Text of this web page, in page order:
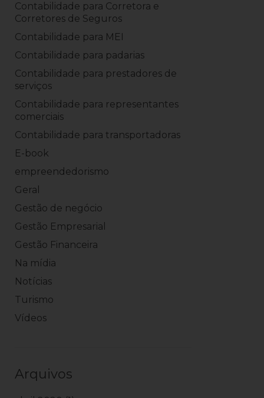
Contabilidade para Corretora e
Corretores de Seguros
Contabilidade para MEI
Contabilidade para padarias
Contabilidade para prestadores de
serviços
Contabilidade para representantes
comerciais
Contabilidade para transportadoras
E-book
empreendedorismo
Geral
Gestão de negócio
Gestão Empresarial
Gestão Financeira
Na mídia
Notícias
Turismo
Vídeos
Arquivos